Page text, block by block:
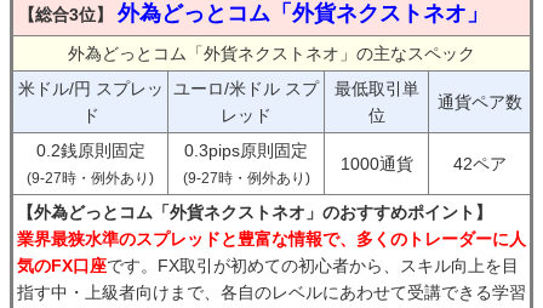
【総合3位】 外為どっとコム「外貨ネクストネオ」
外為どっとコム「外貨ネクストネオ」の主なスペック
米ドル/円 スプレッ
ド
ユーロ/米ドル スプ
レッド
最低取引単
位
通貨ペア数
0.2銭原則固定
(9-27時・例外あり)
0.3pips原則固定
(9-27時・例外あり)
1000通貨 42ペア
【外為どっとコム「外貨ネクストネオ」のおすすめポイント】
業界最狭水準のスプレッドと豊富な情報で、多くのトレーダーに人
気のFX口座です。FX取引が初めての初心者から、スキル向上を目
指す中・上級者向けまで、各自のレベルにあわせて受講できる学習